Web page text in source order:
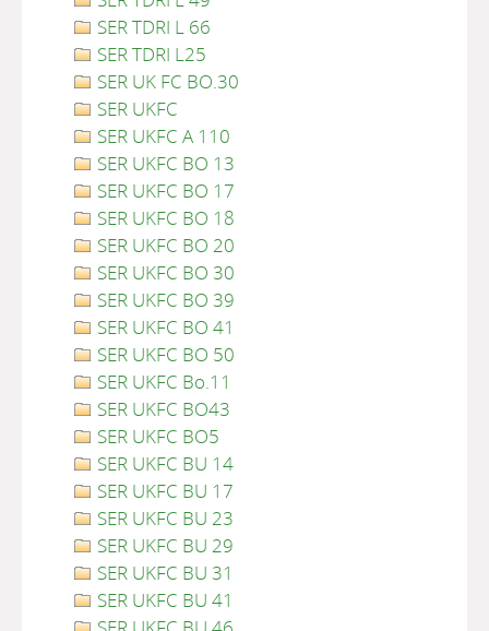
SER TDRI L 66
SER TDRI L25
SER UK FC BO.30
SER UKFC
SER UKFC A 110
SER UKFC BO 13
SER UKFC BO 17
SER UKFC BO 18
SER UKFC BO 20
SER UKFC BO 30
SER UKFC BO 39
SER UKFC BO 41
SER UKFC BO 50
SER UKFC Bo.11
SER UKFC BO43
SER UKFC BO5
SER UKFC BU 14
SER UKFC BU 17
SER UKFC BU 23
SER UKFC BU 29
SER UKFC BU 31
SER UKFC BU 41